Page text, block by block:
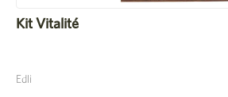
Kit Vitalité
Edli